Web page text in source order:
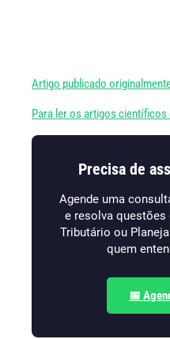
Artigo publicado
Para ler os artigos científicos
Precisa de
Agende uma
e resolva questões
Tributário ou
quem
📅